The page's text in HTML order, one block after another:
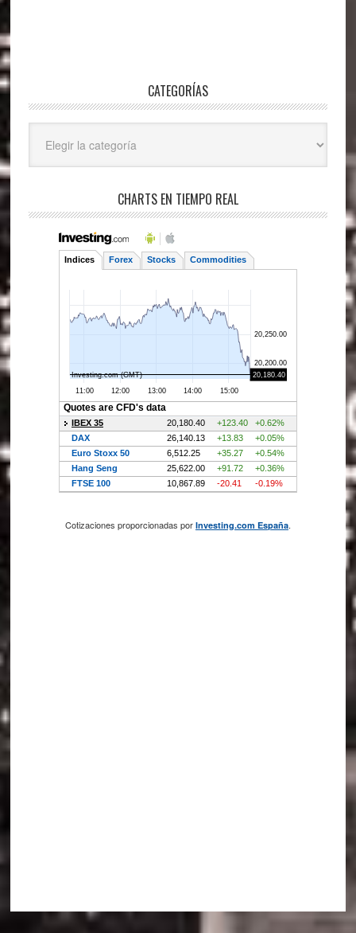
CATEGORÍAS
CHARTS EN TIEMPO REAL
Cotizaciones proporcionadas por Investing.com España.